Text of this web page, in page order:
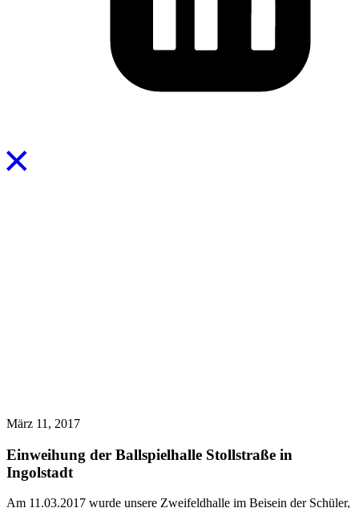
März 11, 2017
Einweihung der Ballspielhalle Stollstraße in
Ingolstadt
Am 11.03.2017 wurde unsere Zweifeldhalle im Beisein der Schüler,